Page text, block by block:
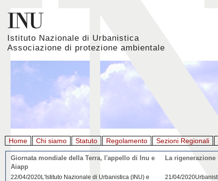
Istituto Nazionale di Urbanistica
Associazione di protezione ambientale
Home Chi siamo Statuto Regolamento Sezioni Regionali
Giornata mondiale della Terra, l'appello di Inu e
Aiapp
22/04/2020L'Istituto Nazionale di Urbanistica (INU) e
La
21/04/